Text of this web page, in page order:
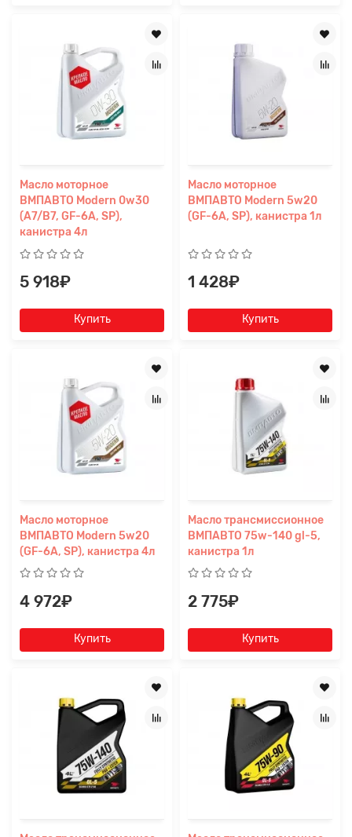
Масло моторное
ВМПАВТО Modern 0w30
(A7/B7, GF-6A, SP),
канистра 4л
5 918₽
Купить
Масло моторное
ВМПАВТО Modern 5w20
(GF-6A, SP), канистра 1л
1 428₽
Купить
Масло моторное
ВМПАВТО Modern 5w20
(GF-6A, SP), канистра 4л
4 972₽
Купить
Масло трансмиссионное
ВМПАВТО 75w-140 gl-5,
канистра 1л
2 775₽
Купить